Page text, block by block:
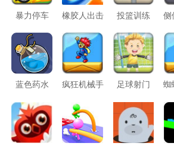
暴力停车 橡胶人出击 投篮训练
蓝色药水 疯狂机械手 足球射门